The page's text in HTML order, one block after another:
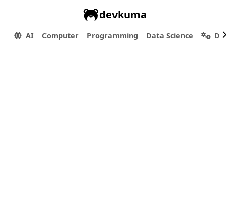
devkuma
AI Computer Programming Data Science